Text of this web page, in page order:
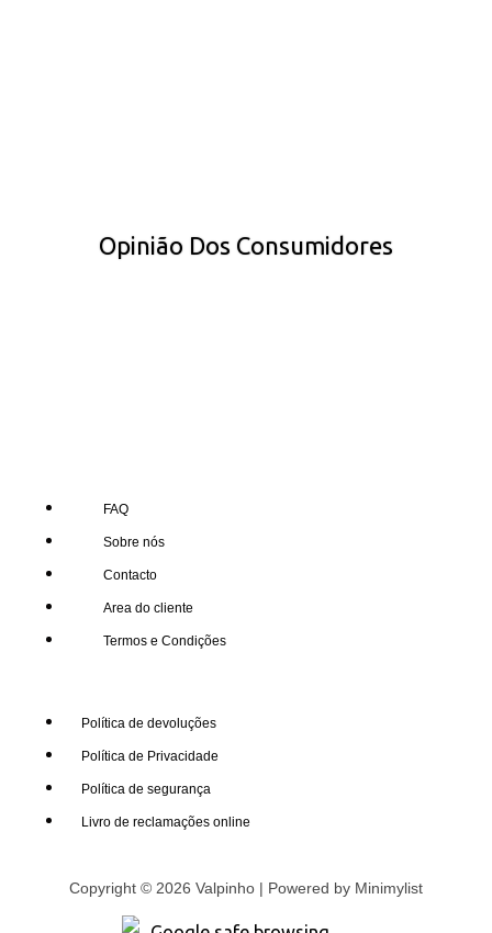
Opinião Dos Consumidores
FAQ
Sobre nós
Contacto
Area do cliente
Termos e Condições
Política de devoluções
Política de Privacidade
Política de segurança
Livro de reclamações online
Copyright © 2026 Valpinho | Powered by Minimylist